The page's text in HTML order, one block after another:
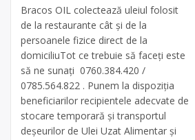
Bracos OIL colectează uleiul folosit
de la restaurante cât și de la
persoanele fizice direct de la
domiciliuTot ce trebuie să faceți este
să ne sunați 0760.384.420 /
0785.564.822 . Punem la dispoziția
beneficiarilor recipientele adecvate de
stocare temporară și transportul
deșeurilor de Ulei Uzat Alimentar și